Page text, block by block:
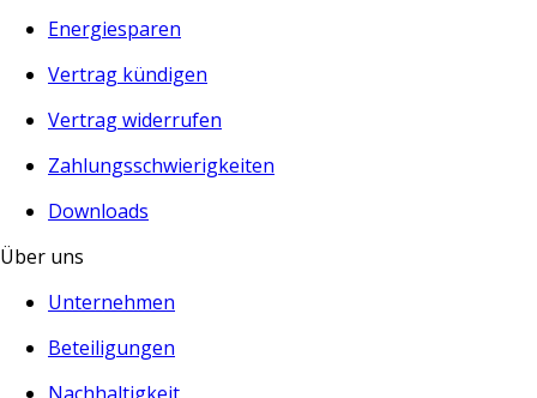
Energiesparen
Vertrag kündigen
Vertrag widerrufen
Zahlungsschwierigkeiten
Downloads
Über uns
Unternehmen
Beteiligungen